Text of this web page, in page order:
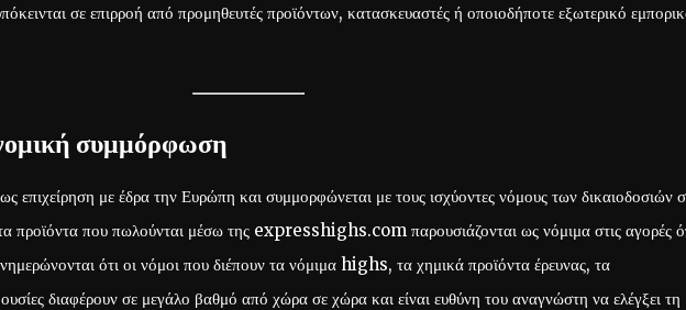
σε επιρροή από προμηθευτές προϊόντων, κατασκευαστές ή οποιοδήποτε εξωτερικό
συμμόρφωση
με έδρα την Ευρώπη και συμμορφώνεται με τους ισχύοντες νόμους των δικαιοδοσιών
τα προϊόντα που πωλούνται μέσω της expresshighs.com παρουσιάζονται ως νόμιμα στις αγορές
ότι οι νόμοι που διέπουν τα νόμιμα highs, τα χημικά προϊόντα έρευνας, τα
ουσίες διαφέρουν σε μεγάλο βαθμό από χώρα σε χώρα και είναι ευθύνη του αναγνώστη να ελέγξει τη